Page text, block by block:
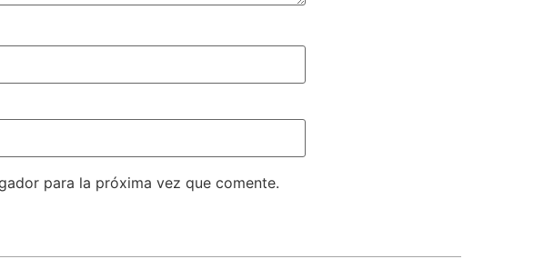
para la próxima vez que comente.